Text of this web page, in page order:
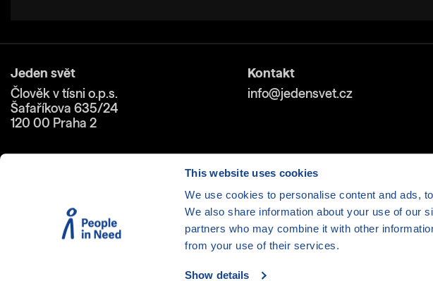
This website uses cookies
We use cookies to personalise content and ads,
We also share information about your use of our
partners who may combine it with other
from your use of their services.
Show details
Jeden svět
Člověk v tísni o.p.s.
Šafaříkova 635/24
120 00 Praha 2
Kontakt
info@jedensvet.cz
Cookies| © 1999-2026 Člověk v tísni o.p.s., web